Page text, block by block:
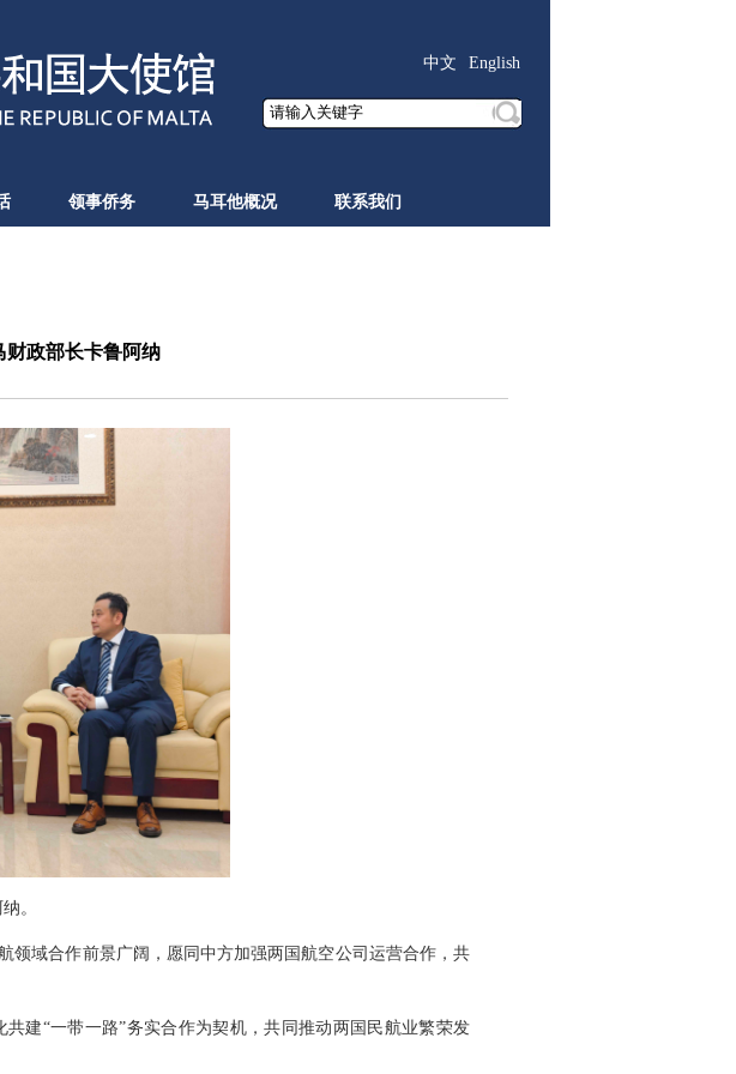
English
中文
领事侨务 马耳他概况 联系我们
财政部长卡鲁阿纳
。
领域合作前景广阔，愿同中方加强两国航空公司运营合作，共
建“一带一路”务实合作为契机，共同推动两国民航业繁荣发